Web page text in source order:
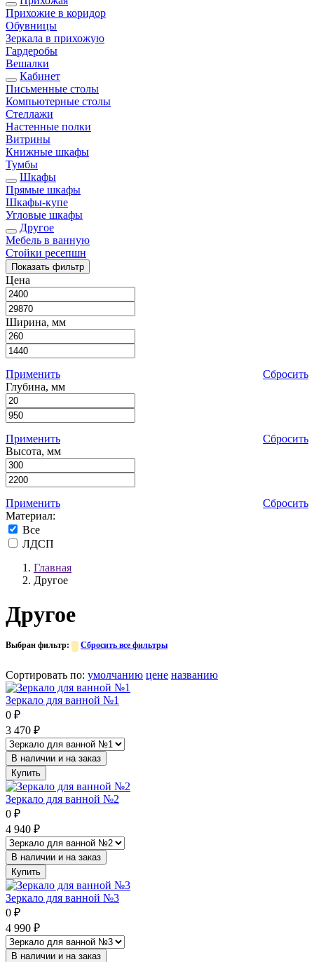
Прихожие в коридор
Обувницы
Зеркала в прихожую
Гардеробы
Вешалки
Кабинет
Письменные столы
Компьютерные столы
Стеллажи
Настенные полки
Витрины
Книжные шкафы
Тумбы
Шкафы
Прямые шкафы
Шкафы-купе
Угловые шкафы
Другое
Мебель в ванную
Стойки ресепшн
Показать фильтр
Цена
Ширина, мм
Применить
Сбросить
Глубина, мм
Применить
Сбросить
Высота, мм
Применить
Сбросить
Материал:
Все
ЛДСП
Главная
Другое
Другое
Выбран фильтр: Сбросить все фильтры
Сортировать по: умолчанию цене названию
Зеркало для ванной №1
0 ₽
3 470 ₽
В наличии и на заказ
Купить
Зеркало для ванной №2
0 ₽
4 940 ₽
В наличии и на заказ
Купить
Зеркало для ванной №3
0 ₽
4 990 ₽
В наличии и на заказ